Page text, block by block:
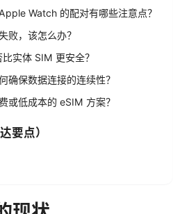
Watch 的配对有哪些注意点？
败，该怎么办？
实体 SIM 更安全？
确保数据连接的连续性？
或低成本的 eSIM 方案？
要点）